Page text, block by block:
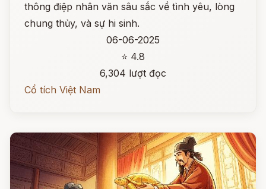
thông điệp nhân văn sâu sắc về tình yêu, lòng
chung thủy, và sự hi sinh.
06-06-2025
⭐ 4.8
6,304 lượt đọc
Cổ tích Việt Nam